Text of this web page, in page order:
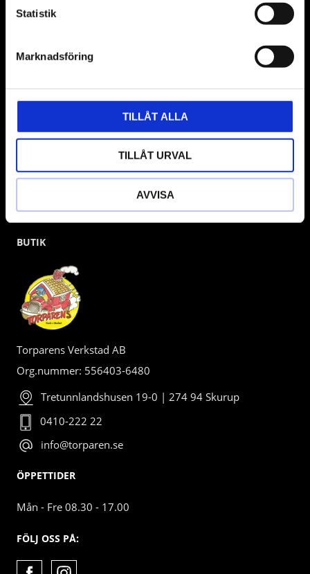
Statistik
Marknadsföring
TILLÅT ALLA
TILLÅT URVAL
AVVISA
Våra främsta leverantörer är KS Tools verktyg, ATH billyftar
& däckmaskiner och Master luftmaskiner. Kontakta oss
gärna om vad som helst då vi gör vårt yttersta för att hjälpa
kunden.
BUTIK
Torparens Verkstad AB
Org.nummer: 556403-6480
Tretunnlandshusen 19-0 | 274 94 Skurup
0410-222 22
info@torparen.se
ÖPPETTIDER
Mån - Fre 08.30 - 17.00
FÖLJ OSS PÅ: